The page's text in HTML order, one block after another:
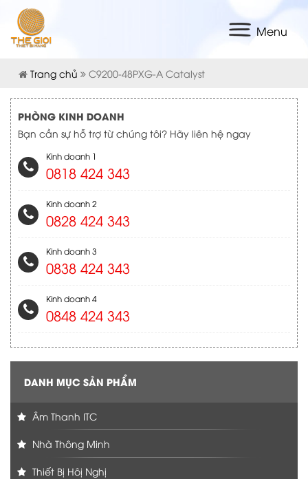
Menu
Trang chủ C9200-48PXG-A Catalyst
PHÒNG KINH DOANH
Bạn cần sự hỗ trợ từ chúng tôi? Hãy liên hệ ngay
Kinh doanh 1
0818 424 343
Kinh doanh 2
0828 424 343
Kinh doanh 3
0838 424 343
Kinh doanh 4
0848 424 343
DANH MỤC SẢN PHẨM
Âm Thanh ITC
Nhà Thông Minh
Thiết Bị Hôị Nghị